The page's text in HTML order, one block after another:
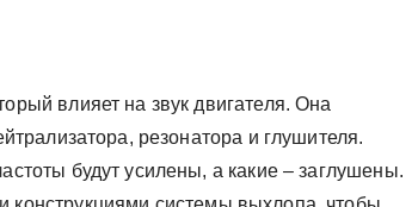
влияет на звук двигателя. Она
резонатора и глушителя.
будут усилены, а какие – заглушены.